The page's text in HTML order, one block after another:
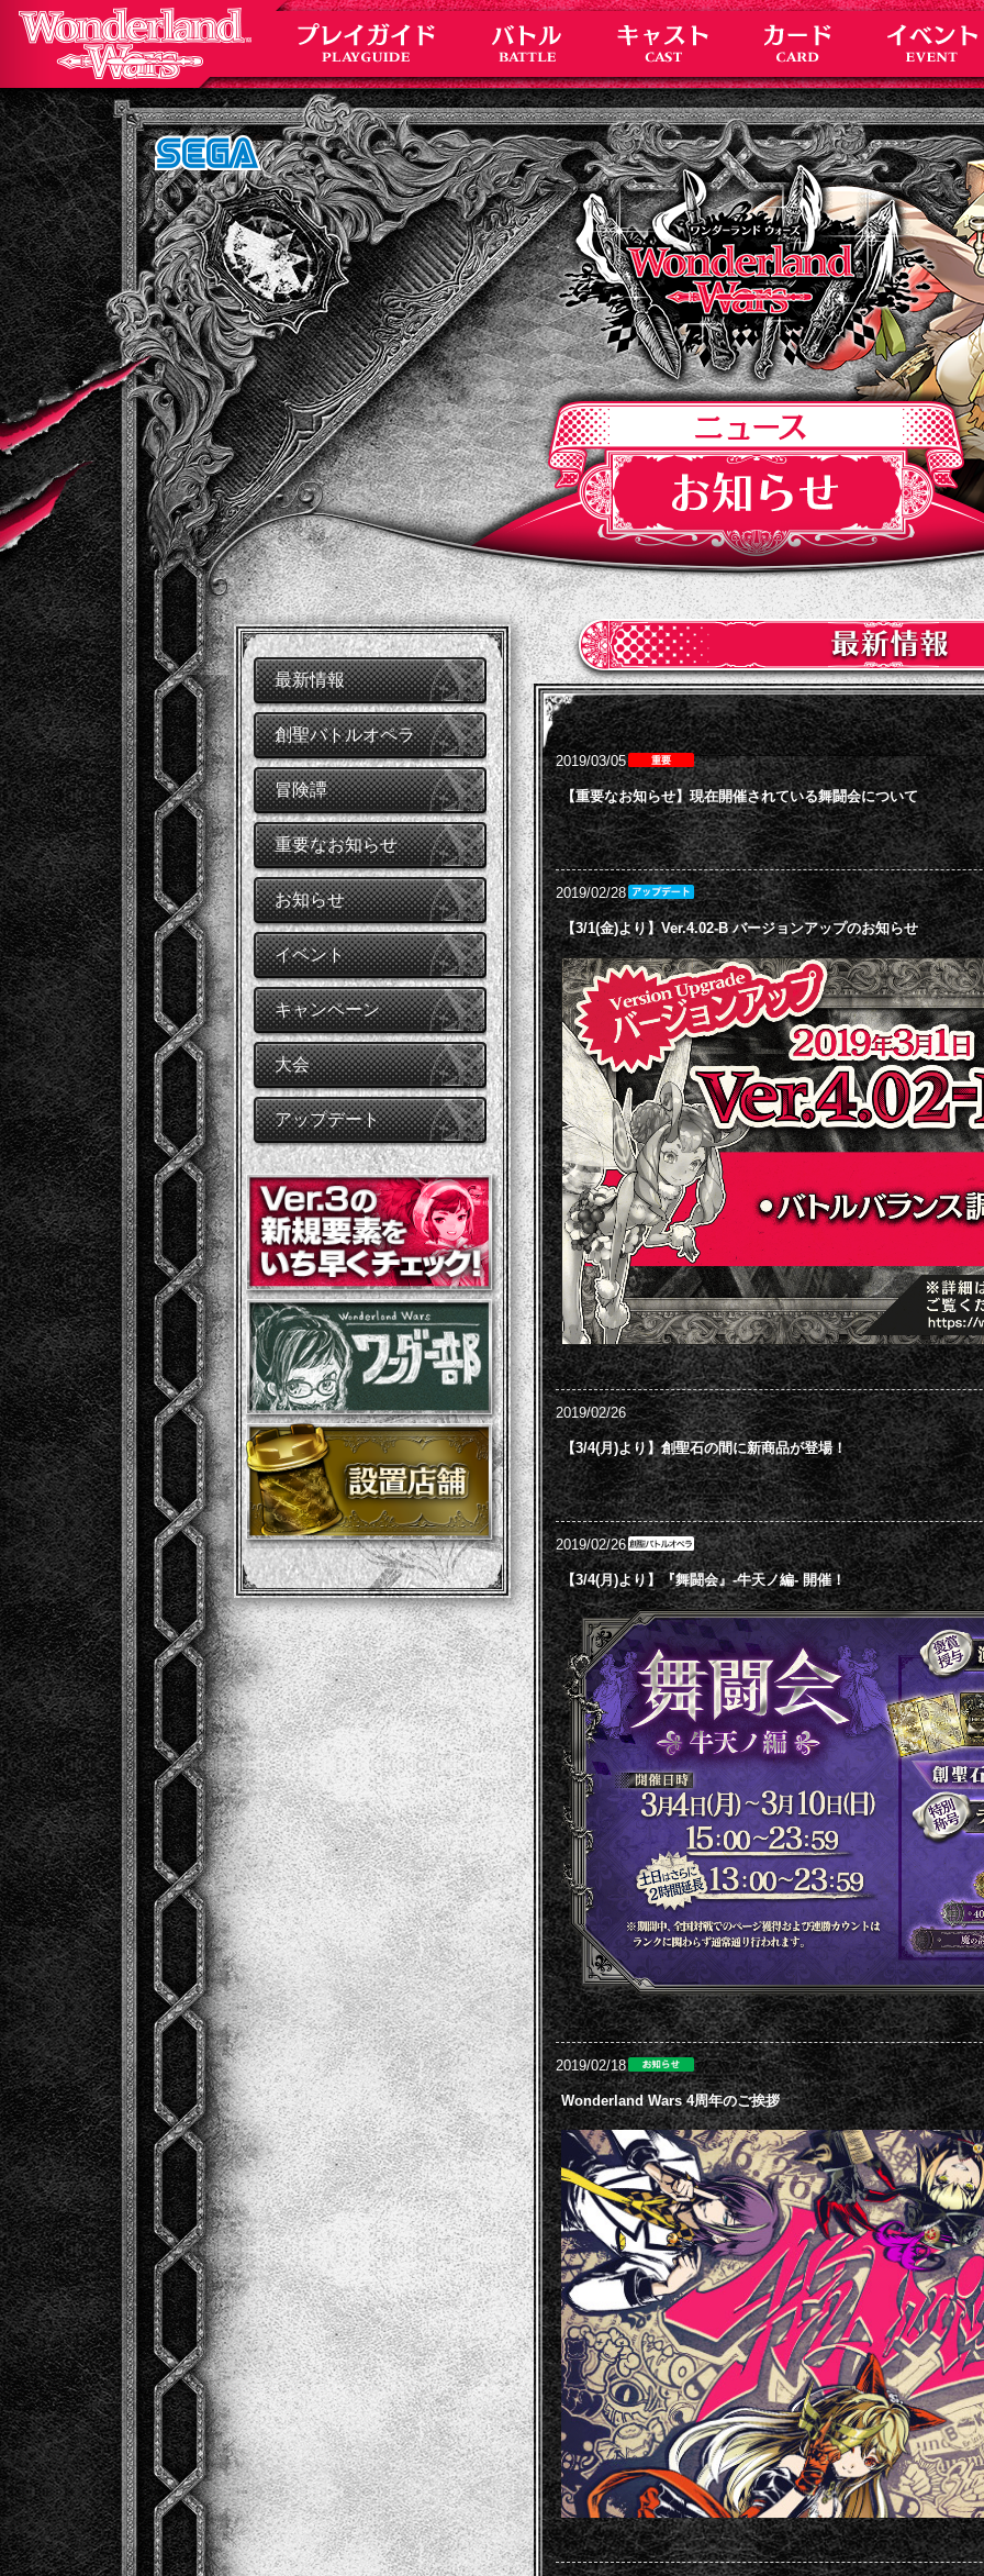
2019/03/05
【重要なお知らせ】現在開催されている舞闘会について
2019/02/28
【3/1(金)より】Ver.4.02-B バージョンアップのお知らせ
2019/02/26
【3/4(月)より】創聖石の間に新商品が登場！
2019/02/26
【3/4(月)より】『舞闘会』-牛天ノ編- 開催！
2019/02/18
Wonderland Wars 4周年のご挨拶
最新情報
創聖バトルオペラ
冒険譚
重要なお知らせ
お知らせ
イベント
キャンペーン
大会
アップデート